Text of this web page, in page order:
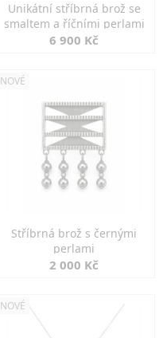
Unikátní stříbrná brož se
smaltem a říčními perlami
6 900 Kč
NOVÉ
Stříbrná brož s černými
perlami
2 000 Kč
NOVÉ